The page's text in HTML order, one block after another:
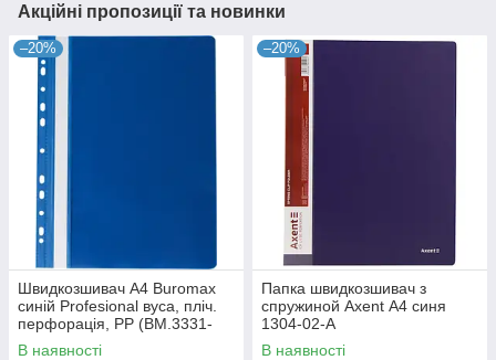
Акційні пропозиції та новинки
–20%
Швидкозшивач А4 Buromax
синій Profesional вуса, пліч.
перфорація, PP (BM.3331-
03)
В наявності
–20%
Папка швидкозшивач з
спружиной Axent А4 синя
1304-02-А
В наявності